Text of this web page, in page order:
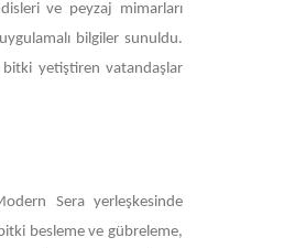
ve peyzaj mimarları
bilgiler sunuldu.
bitki yetiştiren vatandaşlar
Sera yerleşkesinde
besleme ve gübreleme,